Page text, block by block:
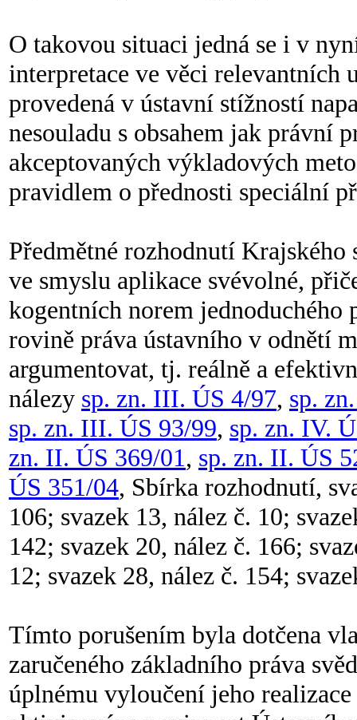
O takovou situaci jedná se i v
interpretace ve věci relevantních
provedená v ústavní stížností
nesouladu s obsahem jak právní
akceptovaných výkladových
pravidlem o přednosti speciální
Předmětné rozhodnutí
ve smyslu aplikace svévolné,
kogentních norem jednoduchého
rovině práva ústavního v odnětí
argumentovat, tj. reálně a
nálezy sp. zn. III. ÚS 4/97, sp.
sp. zn. III. ÚS 93/99, sp. zn. IV.
zn. II. ÚS 369/01, sp. zn. II. ÚS
ÚS 351/04, Sbírka rozhodnutí,
106; svazek 13, nález č. 10;
142; svazek 20, nález č. 166;
12; svazek 28, nález č. 154;
Tímto porušením byla dotčena
zaručeného základního práva
úplnému vyloučení jeho